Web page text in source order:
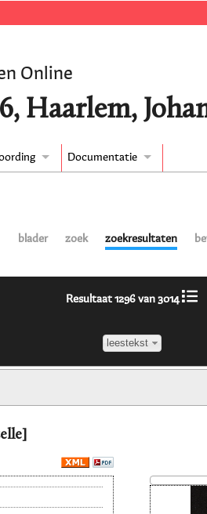
Online
Haarlem,
Documentatie
blader zoek zoekresultaten
Resultaat 1296 van 3014
leestekst